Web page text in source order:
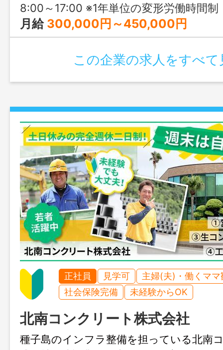
8:00～17:00 ※1年単位の変形労働時間制
月給 300,000円～450,000円
この企業の求人をすべて
正社員 見学可
主婦(夫)・働くママ
社会保険完備
未経験からOK
北南コンクリート株式会社
種子島のインフラ整備を担っている北南